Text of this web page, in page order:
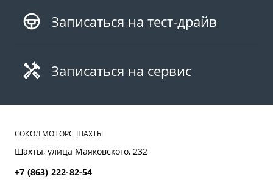
Записаться на тест-драйв
Записаться на сервис
СОКОЛ МОТОРС ШАХТЫ
Шахты, улица Маяковского, 232
+7 (863) 222-82-54